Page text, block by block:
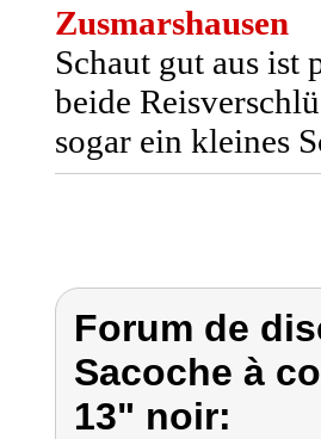
Zusmarshausen
Schaut gut aus ist
beide
sogar ein kleines
Forum de
Sacoche à
13" noir: